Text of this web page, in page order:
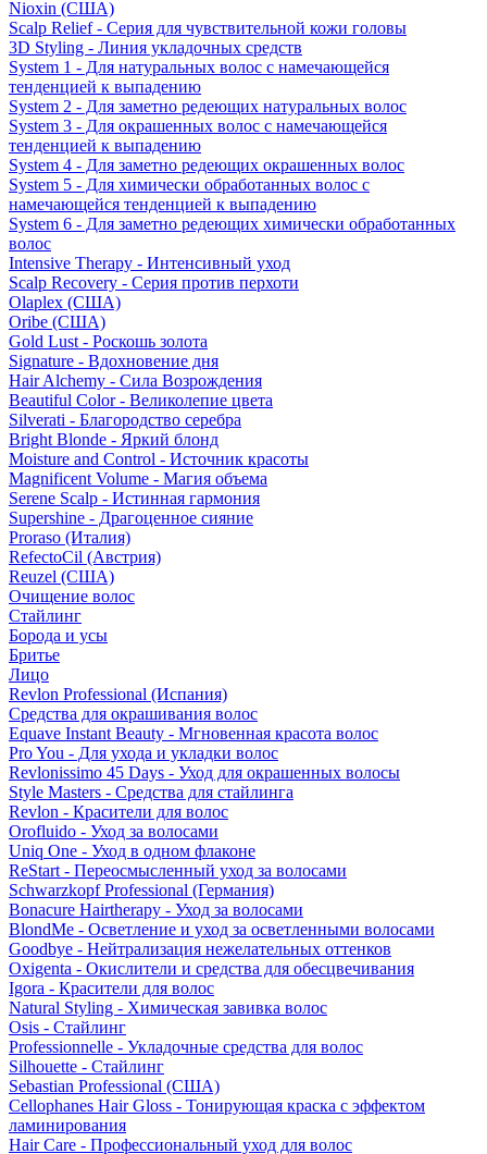
Nioxin (США)
Scalp Relief - Серия для чувствительной кожи головы
3D Styling - Линия укладочных средств
System 1 - Для натуральных волос с намечающейся
тенденцией к выпадению
System 2 - Для заметно редеющих натуральных волос
System 3 - Для окрашенных волос с намечающейся
тенденцией к выпадению
System 4 - Для заметно редеющих окрашенных волос
System 5 - Для химически обработанных волос с
намечающейся тенденцией к выпадению
System 6 - Для заметно редеющих химически обработанных
волос
Intensive Therapy - Интенсивный уход
Scalp Recovery - Серия против перхоти
Olaplex (США)
Oribe (США)
Gold Lust - Роскошь золота
Signature - Вдохновение дня
Hair Alchemy - Сила Возрождения
Beautiful Color - Великолепие цвета
Silverati - Благородство серебра
Bright Blonde - Яркий блонд
Moisture and Control - Источник красоты
Magnificent Volume - Магия объема
Serene Scalp - Истинная гармония
Supershine - Драгоценное сияние
Proraso (Италия)
RefectoCil (Австрия)
Reuzel (США)
Очищение волос
Стайлинг
Борода и усы
Бритье
Лицо
Revlon Professional (Испания)
Средства для окрашивания волос
Equave Instant Beauty - Мгновенная красота волос
Pro You - Для ухода и укладки волос
Revlonissimo 45 Days - Уход для окрашенных волосы
Style Masters - Средства для стайлинга
Revlon - Красители для волос
Orofluido - Уход за волосами
Uniq One - Уход в одном флаконе
ReStart - Переосмысленный уход за волосами
Schwarzkopf Professional (Германия)
Bonacure Hairtherapy - Уход за волосами
BlondMe - Осветление и уход за осветленными волосами
Goodbye - Нейтрализация нежелательных оттенков
Oxigenta - Окислители и средства для обесцвечивания
Igora - Красители для волос
Natural Styling - Химическая завивка волос
Osis - Стайлинг
Professionnelle - Укладочные средства для волос
Silhouette - Стайлинг
Sebastian Professional (США)
Cellophanes Hair Gloss - Тонирующая краска с эффектом
ламинирования
Hair Care - Профессиональный уход для волос